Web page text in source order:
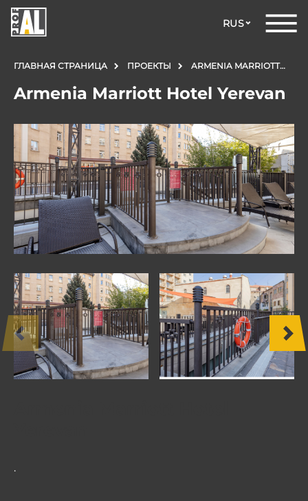
RUS
ДВЕРИ
ОКНА
СТЕКЛЯННЫЕ
КОНСТРУКЦИИ
ФАСАДЫ
ДРУГИЕ
ПРОДУКТЫ
ГЛАВНАЯ СТРАНИЦА ПРОЕКТЫ ARMENIA MARRIOTT HOTEL YEREVAN
Armenia Marriott Hotel Yerevan
.